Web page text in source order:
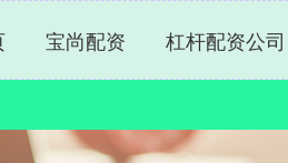
宝尚配资 杠杆配资公司